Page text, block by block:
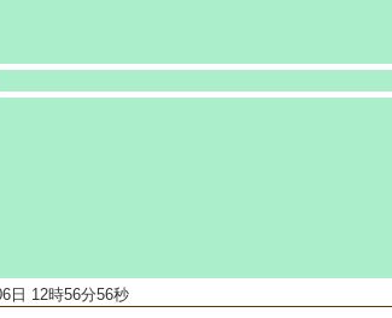
日 12時56分56秒